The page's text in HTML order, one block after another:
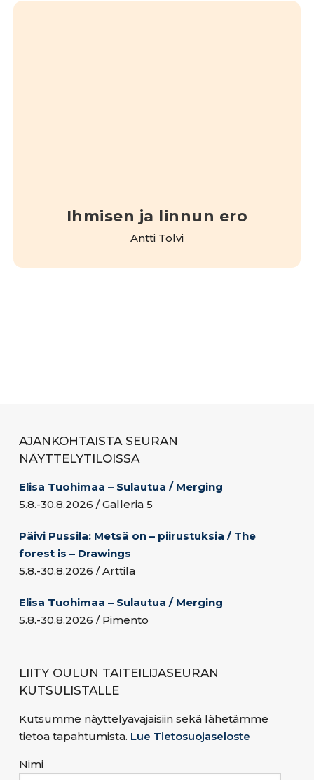
Ihmisen ja linnun ero
Antti Tolvi
AJANKOHTAISTA SEURAN
NÄYTTELYTILOISSA
Elisa Tuohimaa – Sulautua / Merging
5.8.-30.8.2026 / Galleria 5
Päivi Pussila: Metsä on – piirustuksia / The
forest is – Drawings
5.8.-30.8.2026 / Arttila
Elisa Tuohimaa – Sulautua / Merging
5.8.-30.8.2026 / Pimento
LIITY OULUN TAITEILIJASEURAN
KUTSULISTALLE
Kutsumme näyttelyavajaisiin sekä lähetämme
tietoa tapahtumista. Lue Tietosuojaseloste
Nimi